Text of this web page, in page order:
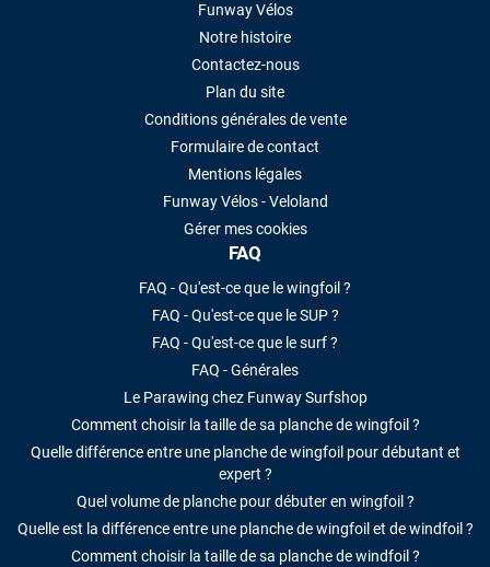
Funway Vélos
Notre histoire
Contactez-nous
Plan du site
Conditions générales de vente
Formulaire de contact
Mentions légales
Funway Vélos - Veloland
Gérer mes cookies
FAQ
FAQ - Qu'est-ce que le wingfoil ?
FAQ - Qu'est-ce que le SUP ?
FAQ - Qu'est-ce que le surf ?
FAQ - Générales
Le Parawing chez Funway Surfshop
Comment choisir la taille de sa planche de wingfoil ?
Quelle différence entre une planche de wingfoil pour débutant et
expert ?
Quel volume de planche pour débuter en wingfoil ?
Quelle est la différence entre une planche de wingfoil et de windfoil ?
Comment choisir la taille de sa planche de windfoil ?